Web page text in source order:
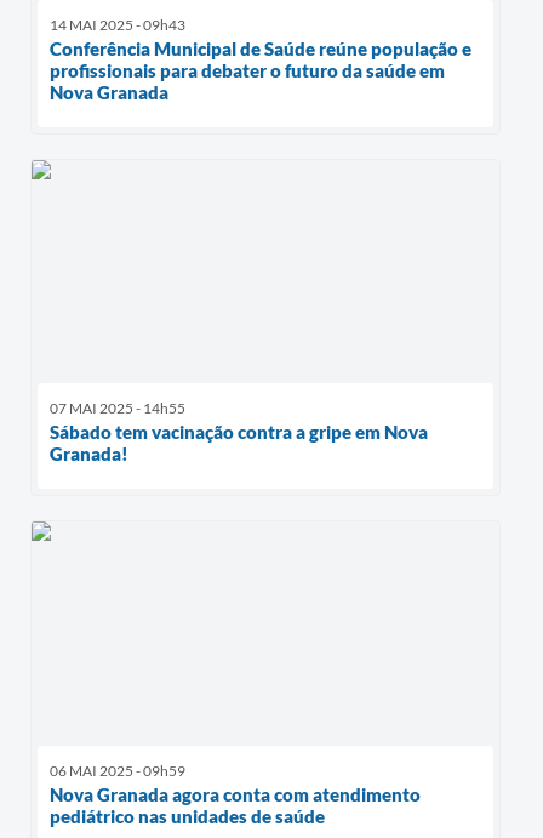
14 MAI 2025 - 09h43
Conferência Municipal de Saúde reúne população e
profissionais para debater o futuro da saúde em
Nova Granada
07 MAI 2025 - 14h55
Sábado tem vacinação contra a gripe em Nova
Granada!
06 MAI 2025 - 09h59
Nova Granada agora conta com atendimento
pediátrico nas unidades de saúde